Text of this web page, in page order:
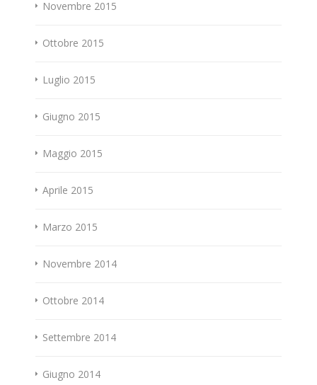
Novembre 2015
Ottobre 2015
Luglio 2015
Giugno 2015
Maggio 2015
Aprile 2015
Marzo 2015
Novembre 2014
Ottobre 2014
Settembre 2014
Giugno 2014